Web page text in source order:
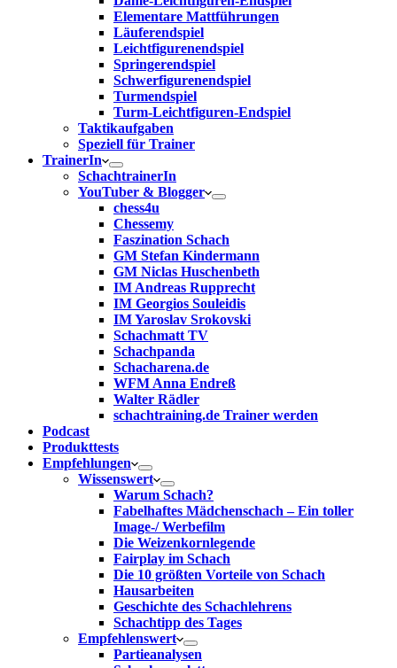
Elementare Mattführungen
Läuferendspiel
Leichtfigurenendspiel
Springerendspiel
Schwerfigurenendspiel
Turmendspiel
Turm-Leichtfiguren-Endspiel
Taktikaufgaben
Speziell für Trainer
TrainerIn
SchachtrainerIn
YouTuber & Blogger
chess4u
Chessemy
Faszination Schach
GM Stefan Kindermann
GM Niclas Huschenbeth
IM Andreas Rupprecht
IM Georgios Souleidis
IM Yaroslav Srokovski
Schachmatt TV
Schachpanda
Schacharena.de
WFM Anna Endreß
Walter Rädler
schachtraining.de Trainer werden
Podcast
Produkttests
Empfehlungen
Wissenswert
Warum Schach?
Fabelhaftes Mädchenschach – Ein toller
Image-/ Werbefilm
Die Weizenkornlegende
Fairplay im Schach
Die 10 größten Vorteile von Schach‎
Hausarbeiten
Geschichte des Schachlehrens
Schachtipp des Tages
Empfehlenswert
Partieanalysen